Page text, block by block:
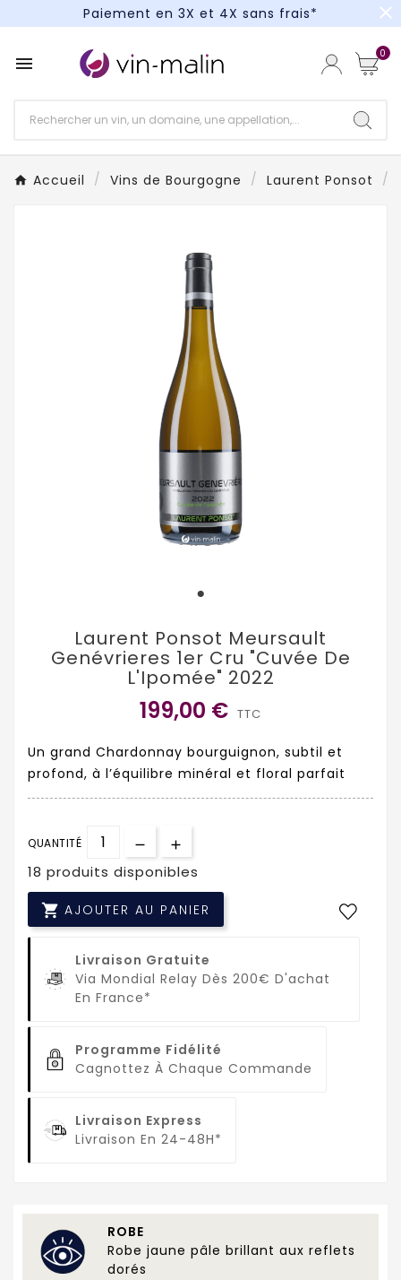
Paiement en 3X et 4X sans frais*
Paiement en 3X et 4X sans frais*
close
 0
Accueil Vins de Bourgogne Laurent Ponsot
Laurent Ponsot Meursault
Genévrieres 1er Cru "Cuvée De
L'Ipomée" 2022
199,00 € TTC
Un grand Chardonnay bourguignon, subtil et
profond, à l’équilibre minéral et floral parfait
QUANTITÉ
18 produits disponibles
 AJOUTER AU PANIER
Livraison Gratuite
Via Mondial Relay Dès 200€ D'achat
En France*
Programme Fidélité
Cagnottez À Chaque Commande
Livraison Express
Livraison En 24-48H*
ROBE
Robe jaune pâle brillant aux reflets
dorés